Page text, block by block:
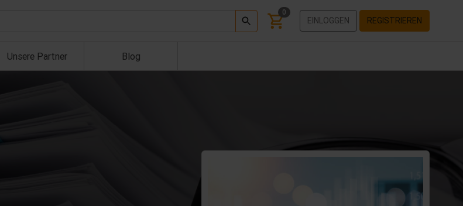
0
EINLOGGEN REGISTRIEREN
Unsere Partner Blog